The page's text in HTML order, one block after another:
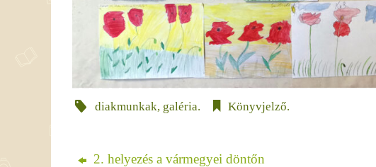
diakmunkak, galéria. Könyvjelző.
2. helyezés a vármegyei döntőn